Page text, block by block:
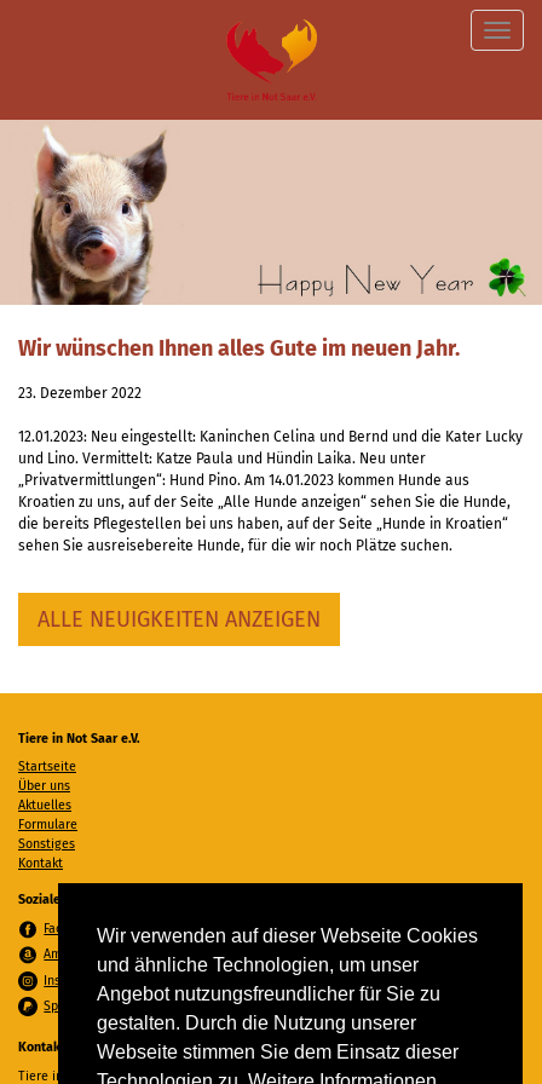
Wir verwenden auf dieser Webseite Cookies
und ähnliche Technologien, um unser
Angebot nutzungsfreundlicher für Sie zu
gestalten. Durch die Nutzung unserer
Webseite stimmen Sie dem Einsatz dieser
Toggle
Wir wünschen Ihnen alles Gute im neuen Jahr.
23. Dezember 2022
12.01.2023: Neu eingestellt: Kaninchen Celina und Bernd und die Kater Lucky
und Lino. Vermittelt: Katze Paula und Hündin Laika. Neu unter
„Privatvermittlungen“: Hund Pino. Am 14.01.2023 kommen Hunde aus
Kroatien zu uns, auf der Seite „Alle Hunde anzeigen“ sehen Sie die Hunde,
die bereits Pflegestellen bei uns haben, auf der Seite „Hunde in Kroatien“
sehen Sie ausreisebereite Hunde, für die wir noch Plätze suchen.
ALLE NEUIGKEITEN ANZEIGEN
Tiere in Not Saar e.V.
Startseite
Über uns
Aktuelles
Formulare
Sonstiges
Kontakt
Soziale Medien
Facebook
Amazon Wunschzettel
Instagram
Spenden per PayPal
Kontakt
Tiere in Not Saar e.V.